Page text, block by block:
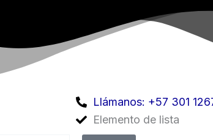
Llámanos: +57 301
Elemento de lista